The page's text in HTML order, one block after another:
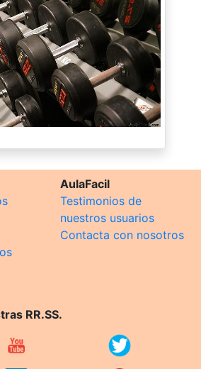
AulaFacil
Testimonios de
nuestros usuarios
Contacta con nosotros
RR.SS.